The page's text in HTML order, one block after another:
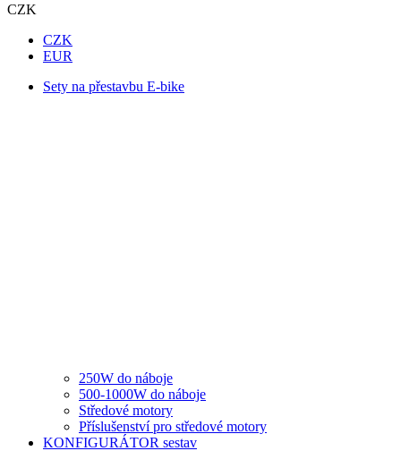
CZK
CZK
EUR
Sety na přestavbu E-bike
250W do náboje
500-1000W do náboje
Středové motory
Příslušenství pro středové motory
KONFIGURÁTOR sestav